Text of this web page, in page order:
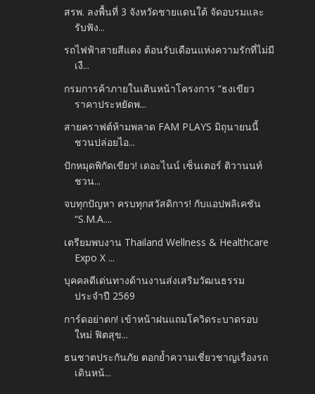
สรพ. ลงพื้นที่ 3 จังหวัดชายแดนใต้ จัดอบรมและ
รับฟัง...
รถไฟฟ้าสายสีแดง ต้อนรับเดือนแห่งความรักที่ไม่มี
เงื...
กรมการค้าภายในเดินหน้าโครงการ “ธงเขียว
ราคาประหยัดพ...
สายคราฟต์ห้ามพลาด FAM PLAYS มิถุนายนนี้
ชวนปล่อยไอ...
ปักหมุดพิกัดเขียว! เดอะไนน์ เซ็นเตอร์ ติวานนท์
ชวน...
จบทุกปัญหา ครบทุกสวัสดิการ! กับแอปพลิเคชัน
“S.M.A....
เตรียมพบงาน Thailand Wellness & Healthcare
Expo X ...
บุคคลดีเด่นทางด้านงานส่งเสริมวัฒนธรรม
ประจำปี 2569
การ์ดอย่าตก! เข้าหน้าฝนแถมโควิดระบาดรอบ
ใหม่ ฟิตสุข...
ธนชาตประกันภัย ตอกย้ำความเชี่ยวชาญเรื่องรถ
เดินหน้...